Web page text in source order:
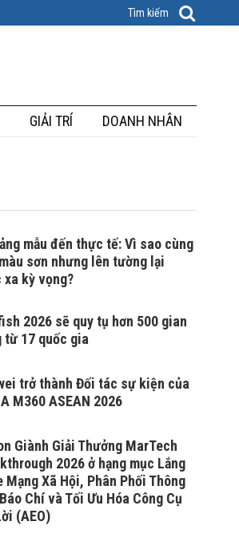
GIẢI TRÍ DOANH NHÂN
mẫu đến thực tế: Vì sao cùng
sơn nhưng lên tường lại
xa kỳ vọng?
2026 sẽ quy tụ hơn 500 gian
từ 17 quốc gia
trở thành Đối tác sự kiện của
M360 ASEAN 2026
Giành Giải Thưởng MarTech
2026 ở hạng mục Lắng
Mạng Xã Hội, Phân Phối Thông
Chí và Tối Ưu Hóa Công Cụ
(AEO)